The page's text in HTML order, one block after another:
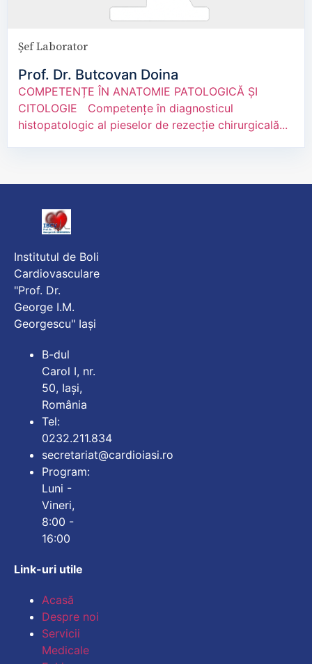
Șef Laborator
Prof. Dr. Butcovan Doina
COMPETENȚE ÎN ANATOMIE PATOLOGICĂ ȘI
CITOLOGIE Competențe în diagnosticul
histopatologic al pieselor de rezecție chirurgicală...
Institutul de Boli
Cardiovasculare
"Prof. Dr.
George I.M.
Georgescu" Iași
B-dul
Carol I, nr.
50, Iași,
România
Tel:
0232.211.834
secretariat@cardioiasi.ro
Program:
Luni -
Vineri,
8:00 -
16:00
Link-uri utile
Acasă
Despre noi
Servicii
Medicale